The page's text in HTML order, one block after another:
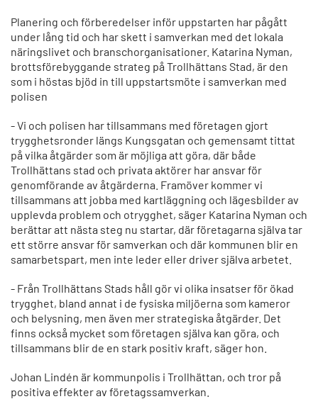
Planering och förberedelser inför uppstarten har pågått
under lång tid och har skett i samverkan med det lokala
näringslivet och branschorganisationer. Katarina Nyman,
brottsförebyggande strateg på Trollhättans Stad, är den
som i höstas bjöd in till uppstartsmöte i samverkan med
polisen
- Vi och polisen har tillsammans med företagen gjort
trygghetsronder längs Kungsgatan och gemensamt tittat
på vilka åtgärder som är möjliga att göra, där både
Trollhättans stad och privata aktörer har ansvar för
genomförande av åtgärderna. Framöver kommer vi
tillsammans att jobba med kartläggning och lägesbilder av
upplevda problem och otrygghet, säger Katarina Nyman och
berättar att nästa steg nu startar, där företagarna själva tar
ett större ansvar för samverkan och där kommunen blir en
samarbetspart, men inte leder eller driver själva arbetet.
- Från Trollhättans Stads håll gör vi olika insatser för ökad
trygghet, bland annat i de fysiska miljöerna som kameror
och belysning, men även mer strategiska åtgärder. Det
finns också mycket som företagen själva kan göra, och
tillsammans blir de en stark positiv kraft, säger hon.
Johan Lindén är kommunpolis i Trollhättan, och tror på
positiva effekter av företagssamverkan.